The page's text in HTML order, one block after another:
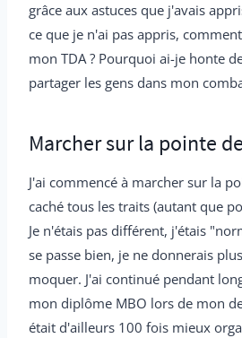
grâce aux astuces que j'avais
ce que je n'ai pas appris,
mon TDA ? Pourquoi ai-je honte
partager les gens dans mon
Marcher sur la pointe
J'ai commencé à marcher sur la
caché tous les traits (autant que
Je n'étais pas différent, j'étais
se passe bien, je ne donnerais
moquer. J'ai continué pendant
mon diplôme MBO lors de mon
était d'ailleurs 100 fois mieux